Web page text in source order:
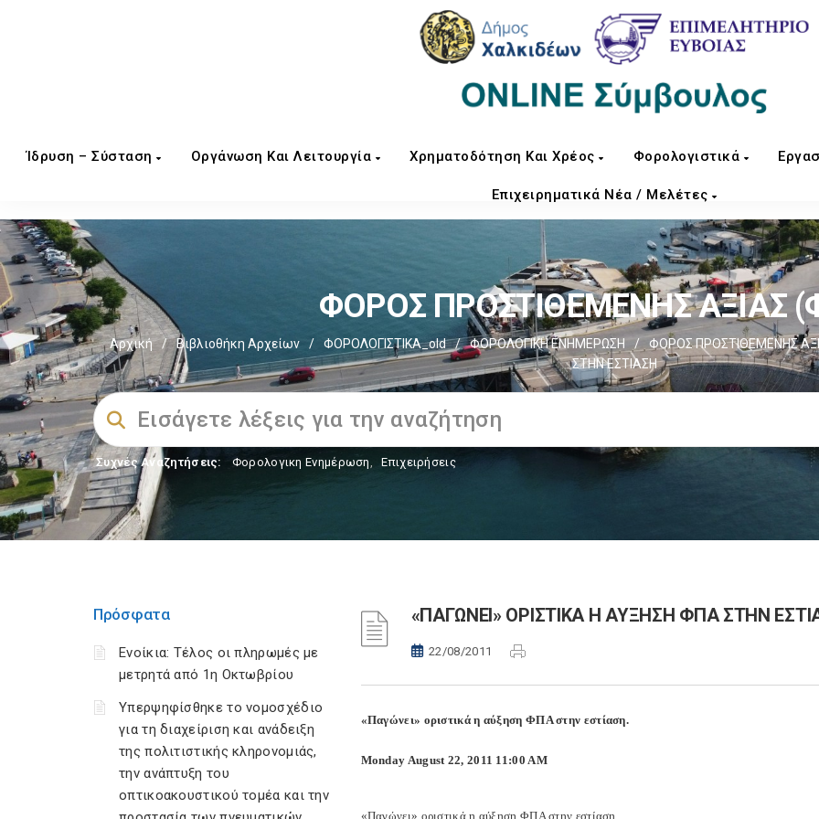
Ίδρυση – Σύσταση Οργάνωση Και Λειτουργία Χρηματοδότηση Και Χρέος Φορολογιστικά
Επιχειρηματικά Νέα / Μελέτες
ΦΟΡΟΣ ΠΡΟΣΤΙΘΕΜΕΝΗΣ ΑΞΙΑΣ
Αρχική / Βιβλιοθήκη Αρχείων / ΦΟΡΟΛΟΓΙΣΤΙΚΑ_old / ΦΟΡΟΛΟΓΙΚΗ ΕΝΗΜΕΡΩΣΗ /
ΦΟΡΟΣ ΠΡΟΣΤΙΘΕΜΕΝΗΣ
ΣΤΗΝ ΕΣΤΙΑΣΗ
Συχνές Αναζητήσεις: Φορολογικη Ενημέρωση, Επιχειρήσεις
Πρόσφατα
Ενοίκια: Τέλος οι πληρωμές με
μετρητά από 1η Οκτωβρίου
Υπερψηφίσθηκε το νομοσχέδιο
για τη διαχείριση και ανάδειξη
της πολιτιστικής κληρονομιάς,
την ανάπτυξη του
οπτικοακουστικού τομέα και την
«ΠΑΓΩΝΕΙ» ΟΡΙΣΤΙΚΑ Η ΑΥΞΗΣΗ ΦΠΑ ΣΤΗΝ
22/08/2011
«Παγώνει» οριστικά η αύξηση ΦΠΑ στην εστίαση.
Monday August 22, 2011 11:00 AM
«Παγώνει» οριστικά η αύξηση ΦΠΑ στην εστίαση.